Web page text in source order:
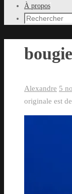
À propos
Recherche
Alexandre 5
originale est de